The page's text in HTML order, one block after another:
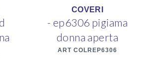
COVERI
- ep6306 pigiama
donna aperta
ART COLREP6306